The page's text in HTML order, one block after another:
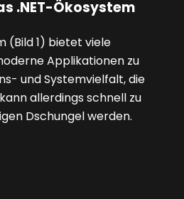
.NET-Ökosystem
(Bild 1) bietet viele
Applikationen zu
und Systemvielfalt, die
allerdings schnell zu
Dschungel werden.